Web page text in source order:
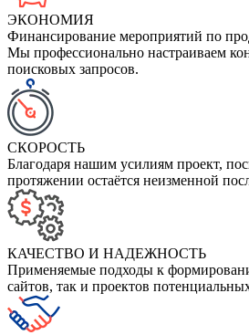
ЭКОНОМИЯ
Финансирование мероприятий по
Мы профессионально настраиваем
поисковых запросов.
СКОРОСТЬ
Благодаря нашим усилиям проект,
протяжении остаётся неизменной
КАЧЕСТВО И НАДЕЖНОСТЬ
Применяемые подходы к
сайтов, так и проектов